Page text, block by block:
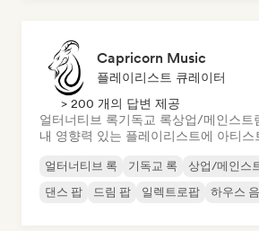
Capricorn Music
플레이리스트 큐레이터
> 200 개의 답변 제공
얼터너티브 록기독교 록상업/메인스트
내 영향력 있는 플레이리스트에 아티스
얼터너티브 록 기독교 록 상업/메인스
댄스 팝
드림 팝 일렉트로팝 하우스